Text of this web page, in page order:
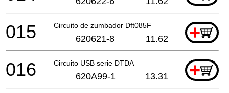
Circuito de zumbador Dft085F +
015 620621-8 11.62
Circuito USB serie DTDA +
016 620A99-1 13.31